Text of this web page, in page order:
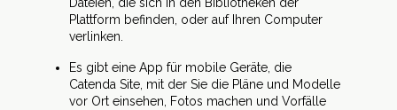
Plattform befinden, oder auf Ihren Computer
verlinken.
Es gibt eine App für mobile Geräte, die
Catenda Site, mit der Sie die Pläne und Modelle
vor Ort einsehen, Fotos machen und Vorfälle